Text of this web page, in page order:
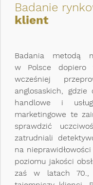
Badanie
klient
Badania metodą
w Polsce
wcześniej
anglosaskich,
handlowe i
marketingowe te
sprawdzić
zatrudniali
na
poziomu jakości
zaś w latach 70.,